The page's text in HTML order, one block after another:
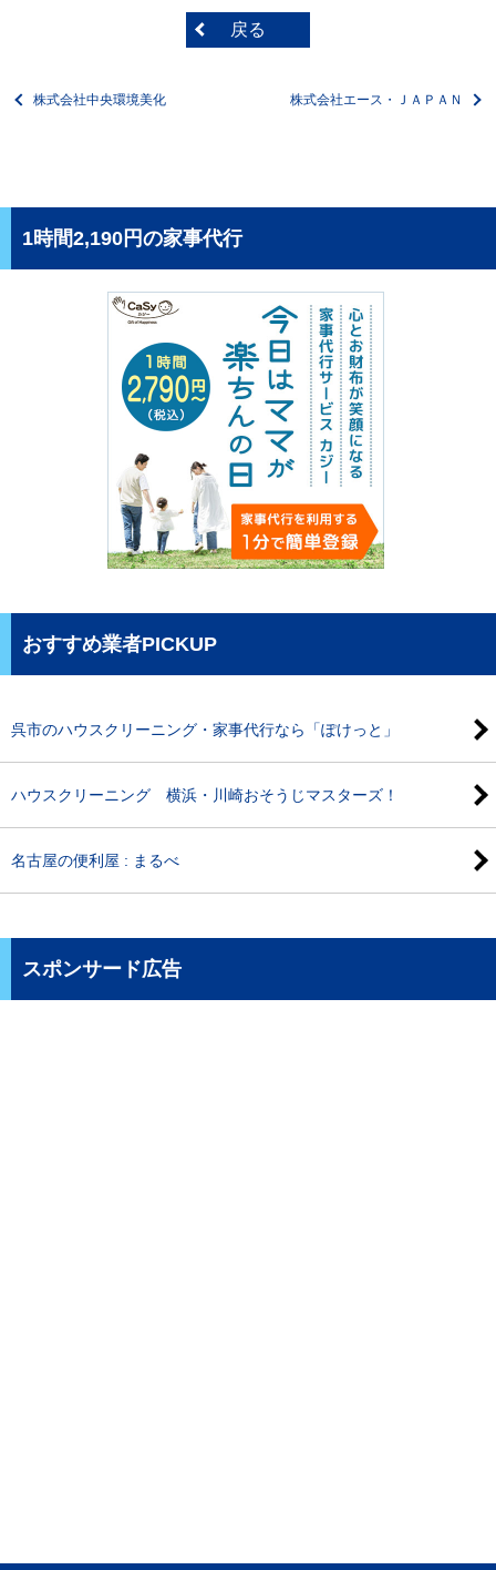
戻る
株式会社中央環境美化 株式会社エース・ＪＡＰＡＮ
1時間2,190円の家事代行
おすすめ業者PICKUP
呉市のハウスクリーニング・家事代行なら「ぽけっと」
ハウスクリーニング 横浜・川崎おそうじマスターズ！
名古屋の便利屋 : まるべ
スポンサード広告